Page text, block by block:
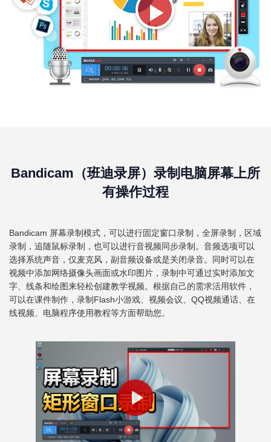
Bandicam（班迪录屏）录制电脑屏幕上所
有操作过程
Bandicam 屏幕录制模式，可以进行固定窗口录制，全屏录制，区域
录制，追随鼠标录制，也可以进行音视频同步录制。音频选项可以
选择系统声音，仅麦克风，副音频设备或是关闭录音。同时可以在
视频中添加网络摄像头画面或水印图片，录制中可通过实时添加文
字、线条和绘图来轻松创建教学视频。根据自己的需求活用软件，
可以在课件制作，录制Flash小游戏、视频会议、QQ视频通话、在
线视频、电脑程序使用教程等方面帮助您。